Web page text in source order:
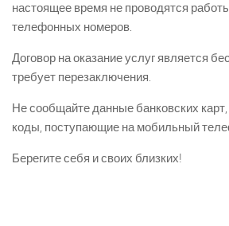
настоящее время не проводятся
телефонных номеров.
Договор на оказание услуг является
требует перезаключения.
Не сообщайте данные банковских
коды, поступающие на мобильный
Берегите себя и своих близких!